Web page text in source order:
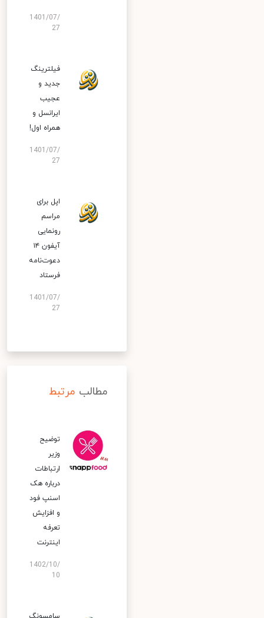
1401/07/
27
فیلترینگ
جدید و
عجیب
ایرانسل و
همراه اول!
1401/07/
27
اپل برای
مراسم
رونمایی
آیفون ۱۴
دعوت‌نامه
فرستاد
1401/07/
27
مطالب مرتبط
توضیح
وزیر
ارتباطات
درباره هک
اسنپ‌ فود
و افزایش
تعرفه
اینترنت
1402/10/
10